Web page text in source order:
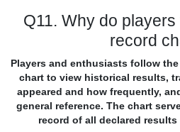
Q11. Why do players
record
Players and enthusiasts follow
chart to view historical results,
appeared and how frequently,
general reference. The chart
record of all declared